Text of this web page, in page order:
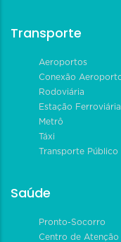
Transporte
Aeroportos
Conexão
Rodoviária
Estação Ferroviária
Metrô
Táxi
Transporte Público
Saúde
Pronto-Socorro
Centro de Atenção